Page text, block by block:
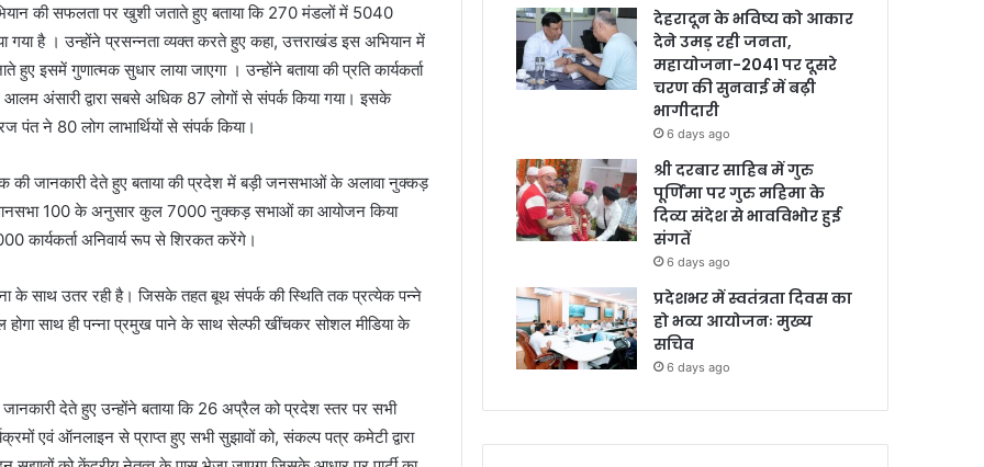
की सफलता पर खुशी जताते हुए बताया कि 270 मंडलों में 5040
है । उन्होंने प्रसन्नता व्यक्त करते हुए कहा, उत्तराखंड इस अभियान में
गुणात्मक सुधार लाया जाएगा । उन्होंने बताया की प्रति कार्यकर्ता
आलम अंसारी द्वारा सबसे अधिक 87 लोगों से संपर्क किया गया। इसके
पंत ने 80 लोग लाभार्थियों से संपर्क किया।
की जानकारी देते हुए बताया की प्रदेश में बड़ी जनसभाओं के अलावा नुक्कड़
100 के अनुसार कुल 7000 नुक्कड़ सभाओं का आयोजन किया
कार्यकर्ता अनिवार्य रूप से शिरकत करेंगे।
के साथ उतर रही है। जिसके तहत बूथ संपर्क की स्थिति तक प्रत्येक पन्ने
होगा साथ ही पन्ना प्रमुख पाने के साथ सेल्फी खींचकर सोशल मीडिया के
देते हुए उन्होंने बताया कि 26 अप्रैल को प्रदेश स्तर पर सभी
एवं ऑनलाइन से प्राप्त हुए सभी सुझावों को, संकल्प पत्र कमेटी द्वारा
देहरादून के भविष्य को आकार
देने उमड़ रही जनता,
महायोजना-2041 पर दूसरे
चरण की सुनवाई में बढ़ी
भागीदारी
6 days ago
श्री दरबार साहिब में गुरु
पूर्णिमा पर गुरु महिमा के
दिव्य संदेश से भावविभोर हुई
संगतें
6 days ago
प्रदेशभर में स्वतंत्रता दिवस का
हो भव्य आयोजनः मुख्य
सचिव
6 days ago